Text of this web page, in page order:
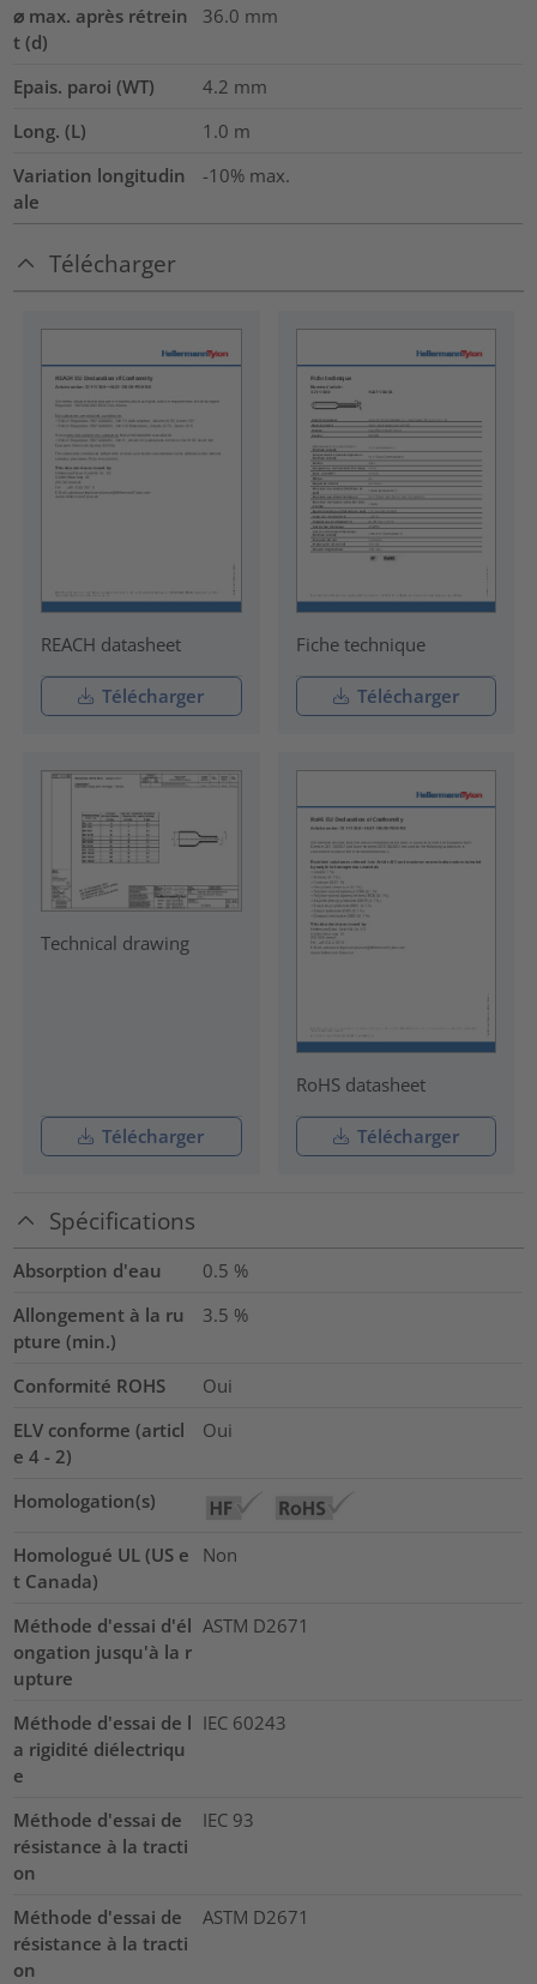
⌀ max. après rétrein
t (d)
36.0 mm
Epais. paroi (WT) 4.2 mm
Long. (L)
1.0 m
Variation longitudin
ale
-10% max.
Télécharger
REACH datasheet
Télécharger
Fiche technique
Télécharger
Technical drawing
Télécharger
RoHS datasheet
Télécharger
Spécifications
Absorption d'eau 0.5 %
Allongement à la ru
pture (min.)
3.5 %
Conformité ROHS
Oui
ELV conforme (articl
e 4 - 2)
Oui
Homologation(s)
Homologué UL (US e
t Canada)
Non
Méthode d'essai d'él
ongation jusqu'à la r
upture
ASTM D2671
Méthode d'essai de l
a rigidité diélectriqu
e
IEC 60243
Méthode d'essai de
résistance à la tracti
on
IEC 93
Méthode d'essai de
résistance à la tracti
on
ASTM D2671